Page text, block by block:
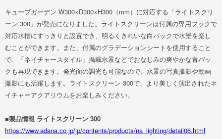
キューブガーデン W300×D300×H300（mm）に対応する「ライトスクリ
ーン 300」が発売になりました。ライトスクリーンは付属の専用フックで
対応水槽にすっきりと設置でき、明るくきれいな白バックで水景を楽し
むことができます。また、付属のグラデーションシートを使用すること
で、「ネイチャースタイル」掲載水景などでおなじみの爽やかな青バッ
クも再現できます。発光面の調光も可能なので、水景の写真撮影や動画
撮影にも活躍します。ライトスクリーン 300で、より美しく演出されたネ
イチャーアクアリウムをお楽しみください。
■製品情報 ライトスクリーン 300
https://www.adana.co.jp/jp/contents/products/na_lighting/detail06.html